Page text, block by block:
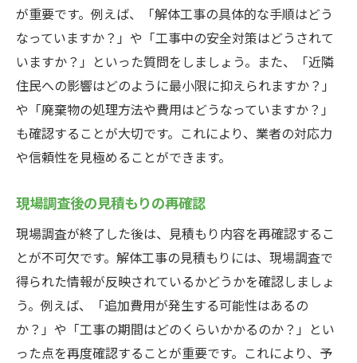
が重要です。例えば、「解体工事の具体的な手順はどう
なっていますか？」や「工事中の安全対策はどうされて
いますか？」といった質問をしましょう。また、「近隣
住民への影響はどのように最小限に抑えられますか？」
や「廃棄物の処理方法や費用はどうなっていますか？」
も確認することが大切です。これにより、業者の対応力
や信頼性を見極めることができます。
現場調査後の見積もりの再確認
現場調査が終了した後は、見積もり内容を再確認するこ
とが不可欠です。解体工事の見積もりには、現場調査で
得られた情報が反映されているかどうかを確認しましょ
う。例えば、「追加費用が発生する可能性はあるの
か？」や「工事の期間はどのくらいかかるのか？」とい
った点を再度確認することが重要です。これにより、予